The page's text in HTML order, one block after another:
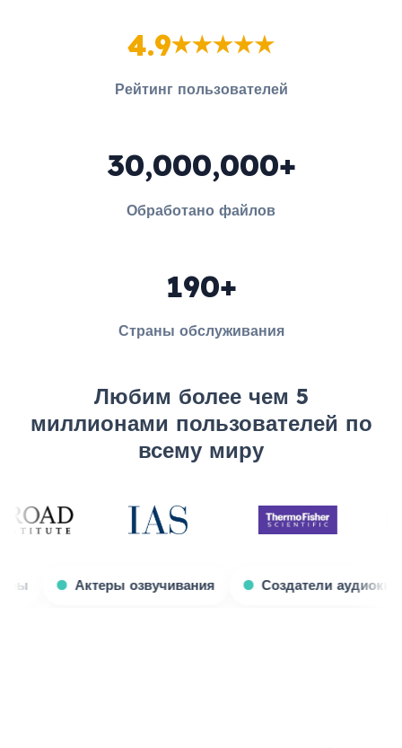
4.9
Рейтинг пользователей
30,000,000+
Обработано файлов
190+
Страны обслуживания
Любим более чем 5
миллионами пользователей по
всему миру
Игровые стримеры Актеры озвучивания